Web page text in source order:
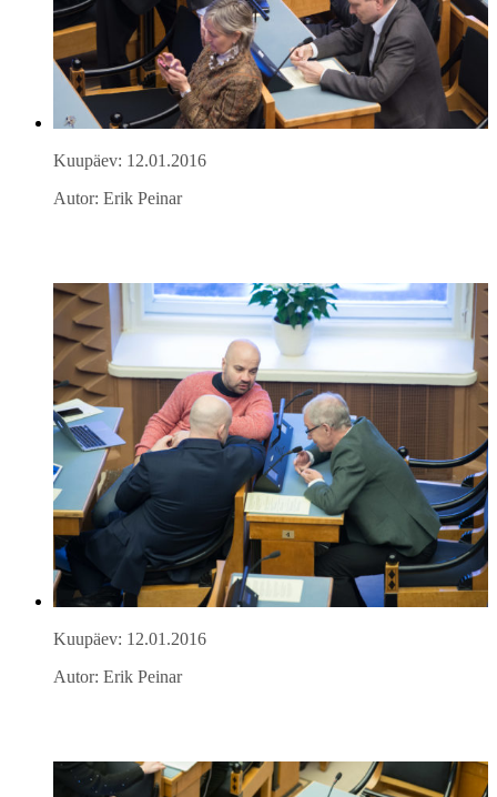
Kuupäev: 12.01.2016
Autor: Erik Peinar
Kuupäev: 12.01.2016
Autor: Erik Peinar